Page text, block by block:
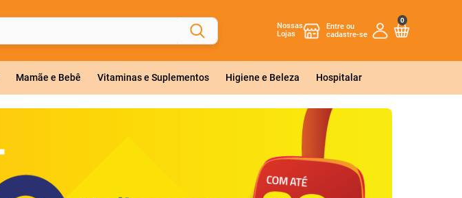
Nossas
Lojas
0
Mamãe e Bebê Vitaminas e Suplementos Higiene e Beleza Hospitalar